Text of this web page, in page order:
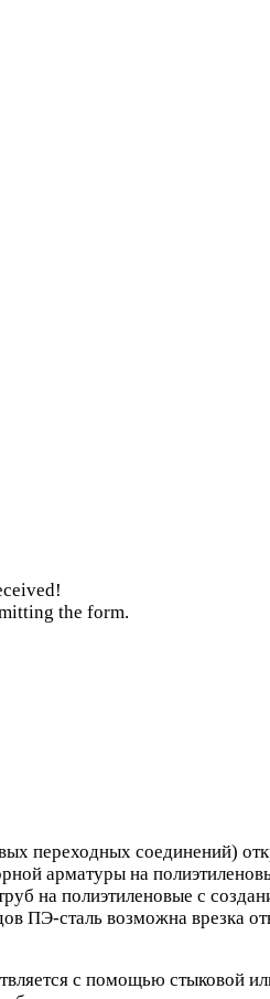
the form.
переходных соединений)
арматуры на
на полиэтиленовые с
ПЭ-сталь возможна врезка
с помощью стыковой